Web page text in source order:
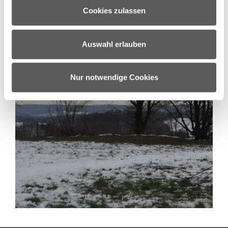
analysieren. Außerdem geben wir Informationen zu Ihrer
Verwendung unserer Website an unsere Partner für
soziale Medien, Werbung und Analysen weiter. Unsere
weiteren Daten zusammen, die Sie ihnen bereitgestellt
haben oder die sie im Rahmen Ihrer Nutzung der Dienste
Cookies zulassen
Auswahl erlauben
Nur notwendige Cookies